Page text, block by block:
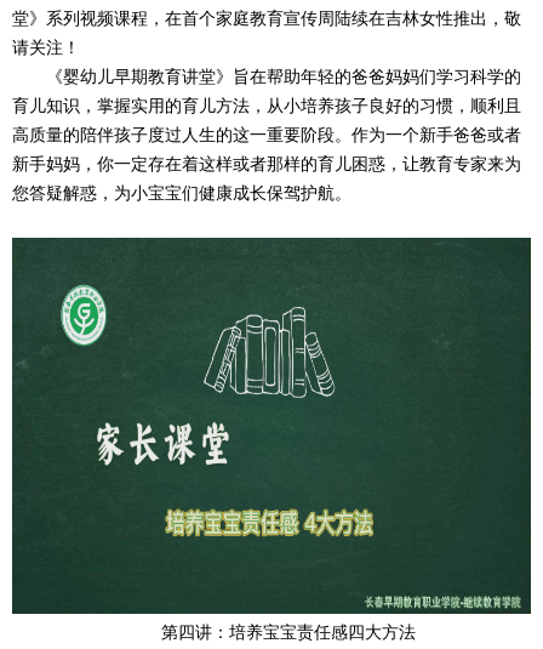
堂》系列视频课程，在首个家庭教育宣传周陆续在吉林女性推出，敬
请关注！
《婴幼儿早期教育讲堂》旨在帮助年轻的爸爸妈妈们学习科学的
育儿知识，掌握实用的育儿方法，从小培养孩子良好的习惯，顺利且
高质量的陪伴孩子度过人生的这一重要阶段。作为一个新手爸爸或者
新手妈妈，你一定存在着这样或者那样的育儿困惑，让教育专家来为
您答疑解惑，为小宝宝们健康成长保驾护航。
第四讲：培养宝宝责任感四大方法